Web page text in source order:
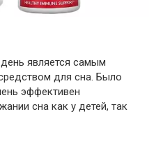
является самым
для сна. Было
эффективен
сна как у детей, так